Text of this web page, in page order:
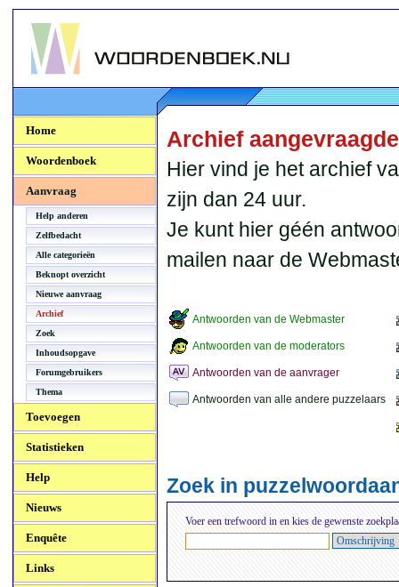
Woordenboek.NU
Home
Woordenboek
Aanvraag
Help anderen
Zelfbedacht
Alle categorieën
Beknopt overzicht
Nieuwe aanvraag
Archief
Zoek
Inhoudsopgave
Forumgebruikers
Thema
Toevoegen
Statistieken
Help
Nieuws
Enquête
Links
Archief
Hier vind je het archief
zijn dan 24 uur.
Je kunt hier géén
mailen naar de
Antwoorden van de Webmaster
Antwoorden van de moderators
Antwoorden van de aanvrager
Antwoorden van alle andere puzzelaars
Zoek in
Voer een trefwoord in en kies de gewenste